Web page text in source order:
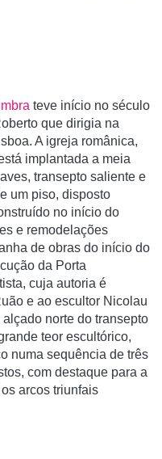
teve início no século
que dirigia na
A igreja românica,
implantada a meia
transepto saliente e
um piso, disposto
no início do
e remodelações
de obras do início do
da Porta
cuja autoria é
e ao escultor Nicolau
norte do transepto
teor escultórico,
numa sequência de três
com destaque para a
arcos triunfais